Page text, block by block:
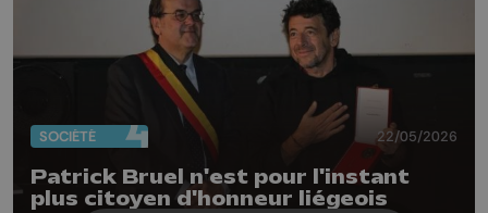
SOCIÉTÉ 22/05/2026
Patrick Bruel n'est pour l'instant
plus citoyen d'honneur liégeois